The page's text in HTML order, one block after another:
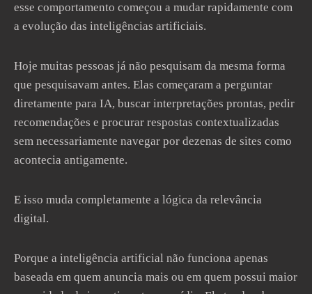
esse comportamento começou a mudar rapidamente com
a evolução das inteligências artificiais.
Hoje muitas pessoas já não pesquisam da mesma forma
que pesquisavam antes. Elas começaram a perguntar
diretamente para IA, buscar interpretações prontas, pedir
recomendações e procurar respostas contextualizadas
sem necessariamente navegar por dezenas de sites como
acontecia antigamente.
E isso muda completamente a lógica da relevância
digital.
Porque a inteligência artificial não funciona apenas
baseada em quem anuncia mais ou em quem possui maior